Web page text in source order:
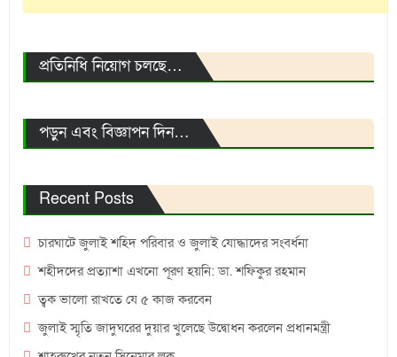
প্রতিনিধি নিয়োগ চলছে…
পড়ুন এবং বিজ্ঞাপন দিন…
Recent Posts
চারঘাটে জুলাই শহিদ পরিবার ও জুলাই যোদ্ধাদের সংবর্ধনা
শহীদদের প্রত্যাশা এখনো পূরণ হয়নি: ডা. শফিকুর রহমান
ত্বক ভালো রাখতে যে ৫ কাজ করবেন
জুলাই স্মৃতি জাদুঘরের দুয়ার খুলেছে উদ্বোধন করলেন প্রধানমন্ত্রী